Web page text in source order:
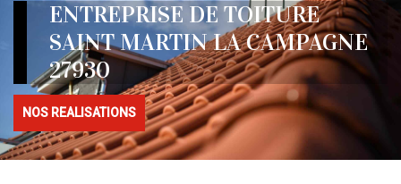
ENTREPRISE DE TOITURE
SAINT MARTIN LA CAMPAGNE
27930
NOS REALISATIONS